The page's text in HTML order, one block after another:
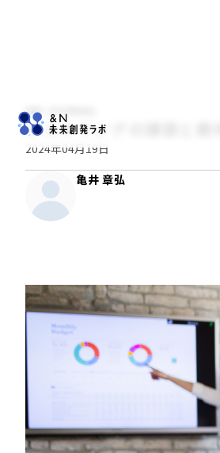
NRI JOURNAL
リスキリングの課題と期待
2024年04月19日
亀井 章弘